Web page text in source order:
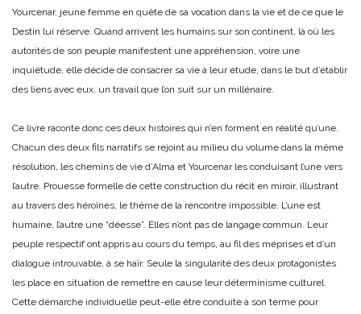
Yourcenar, jeune femme en quête de sa vocation dans la vie et de ce que le
Destin lui réserve. Quand arrivent les humains sur son continent, là où les
autorités de son peuple manifestent une appréhension, voire une
inquiétude, elle décide de consacrer sa vie à leur étude, dans le but d’établir
des liens avec eux, un travail que l’on suit sur un millénaire.
Ce livre raconte donc ces deux histoires qui n’en forment en réalité qu’une.
Chacun des deux fils narratifs se rejoint au milieu du volume dans la même
résolution, les chemins de vie d’Alma et Yourcenar les conduisant l’une vers
l’autre. Prouesse formelle de cette construction du récit en miroir, illustrant
au travers des héroïnes, le thème de la rencontre impossible. L’une est
humaine, l’autre une “déesse”. Elles n’ont pas de langage commun. Leur
peuple respectif ont appris au cours du temps, au fil des méprises et d’un
dialogue introuvable, à se haïr. Seule la singularité des deux protagonistes
les place en situation de remettre en cause leur déterminisme culturel.
Cette démarche individuelle peut-elle être conduite à son terme pour